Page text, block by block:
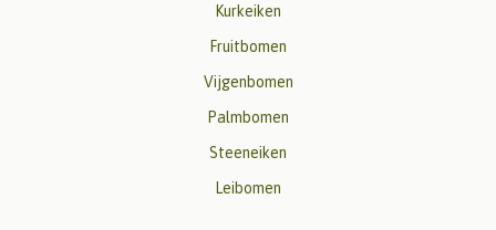
Kurkeiken
Fruitbomen
Vijgenbomen
Palmbomen
Steeneiken
Leibomen